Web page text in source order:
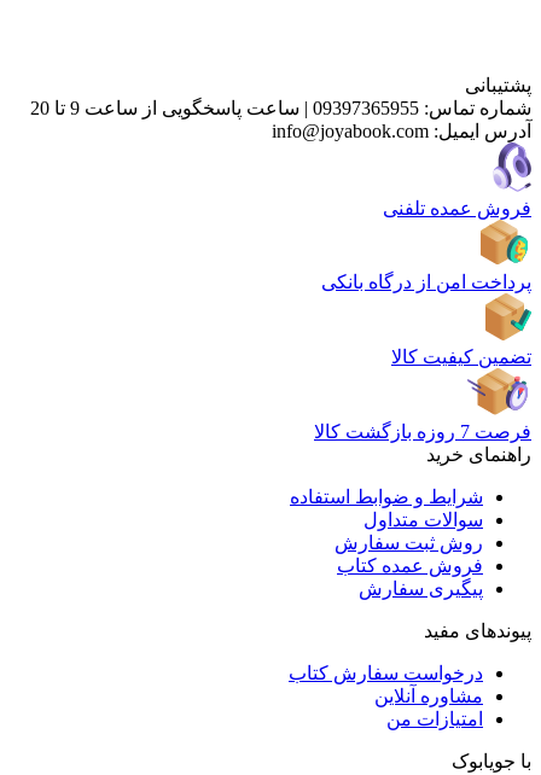
پشتیبانی
شماره تماس: 09397365955
| ساعت پاسخگویی از ساعت 9 تا 20
آدرس ایمیل: info@joyabook.com
فروش عمده تلفنی
پرداخت امن از درگاه بانکی
تضمین کیفیت کالا
فرصت 7 روزه بازگشت کالا
راهنمای خرید
شرایط و ضوابط استفاده
سوالات متداول
روش ثبت سفارش
فروش عمده کتاب
پیگیری سفارش
پیوندهای مفید
درخواست سفارش کتاب
مشاوره آنلاین
امتیازات من
با جویابوک